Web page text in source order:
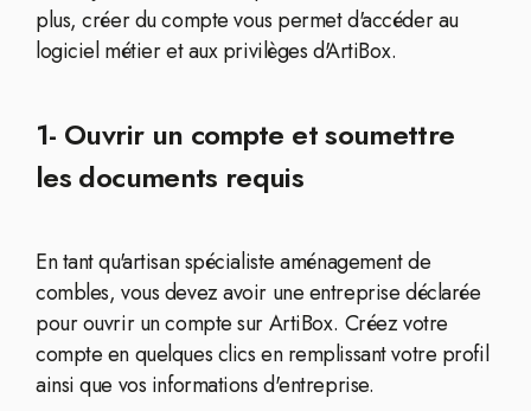
plus, créer du compte vous permet d'accéder au
logiciel métier et aux privilèges d'ArtiBox.
1- Ouvrir un compte et soumettre
les documents requis
En tant qu'artisan spécialiste aménagement de
combles, vous devez avoir une entreprise déclarée
pour ouvrir un compte sur ArtiBox. Créez votre
compte en quelques clics en remplissant votre profil
ainsi que vos informations d'entreprise.